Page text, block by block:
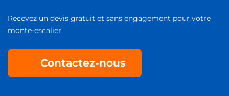
Recevez un devis gratuit et sans engagement pour votre
monte-escalier.
Contactez-nous